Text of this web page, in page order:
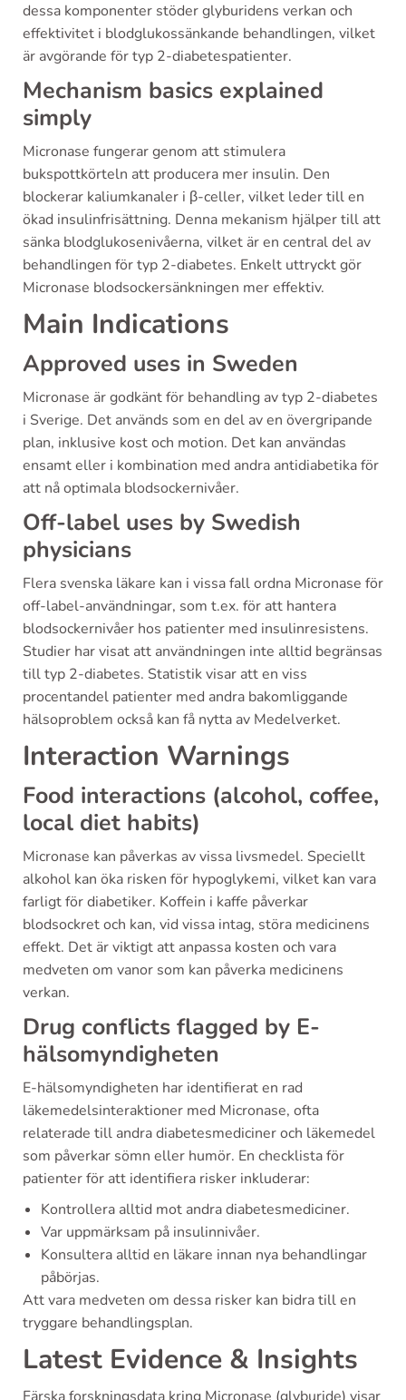
dessa komponenter stöder glyburidens verkan och
effektivitet i blodglukossänkande behandlingen, vilket
är avgörande för typ 2-diabetespatienter.
Mechanism basics explained
simply
Micronase fungerar genom att stimulera
bukspottkörteln att producera mer insulin. Den
blockerar kaliumkanaler i β-celler, vilket leder till en
ökad insulinfrisättning. Denna mekanism hjälper till att
sänka blodglukosenivåerna, vilket är en central del av
behandlingen för typ 2-diabetes. Enkelt uttryckt gör
Micronase blodsockersänkningen mer effektiv.
Main Indications
Approved uses in Sweden
Micronase är godkänt för behandling av typ 2-diabetes
i Sverige. Det används som en del av en övergripande
plan, inklusive kost och motion. Det kan användas
ensamt eller i kombination med andra antidiabetika för
att nå optimala blodsockernivåer.
Off-label uses by Swedish
physicians
Flera svenska läkare kan i vissa fall ordna Micronase för
off-label-användningar, som t.ex. för att hantera
blodsockernivåer hos patienter med insulinresistens.
Studier har visat att användningen inte alltid begränsas
till typ 2-diabetes. Statistik visar att en viss
procentandel patienter med andra bakomliggande
hälsoproblem också kan få nytta av Medelverket.
Interaction Warnings
Food interactions (alcohol, coffee,
local diet habits)
Micronase kan påverkas av vissa livsmedel. Speciellt
alkohol kan öka risken för hypoglykemi, vilket kan vara
farligt för diabetiker. Koffein i kaffe påverkar
blodsockret och kan, vid vissa intag, störa medicinens
effekt. Det är viktigt att anpassa kosten och vara
medveten om vanor som kan påverka medicinens
verkan.
Drug conflicts flagged by E-
hälsomyndigheten
E-hälsomyndigheten har identifierat en rad
läkemedelsinteraktioner med Micronase, ofta
relaterade till andra diabetesmediciner och läkemedel
som påverkar sömn eller humör. En checklista för
patienter för att identifiera risker inkluderar:
Kontrollera alltid mot andra diabetesmediciner.
Var uppmärksam på insulinnivåer.
Konsultera alltid en läkare innan nya behandlingar
påbörjas.
Att vara medveten om dessa risker kan bidra till en
tryggare behandlingsplan.
Latest Evidence & Insights